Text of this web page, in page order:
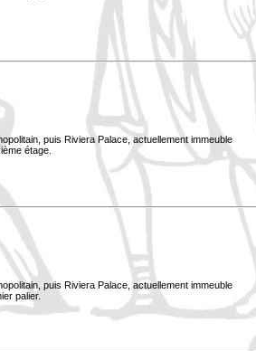
puis Riviera Palace, actuellement immeuble
étage.
puis Riviera Palace, actuellement immeuble
palier.